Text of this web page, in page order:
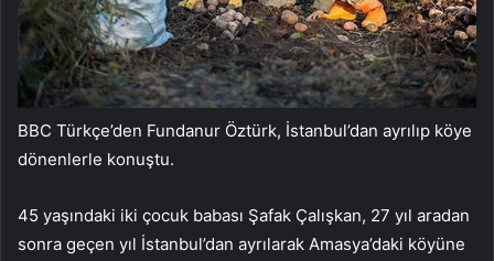
BBC Türkçe’den Fundanur Öztürk, İstanbul’dan ayrılıp köye
dönenlerle konuştu.
45 yaşındaki iki çocuk babası Şafak Çalışkan, 27 yıl aradan
sonra geçen yıl İstanbul’dan ayrılarak Amasya’daki köyüne